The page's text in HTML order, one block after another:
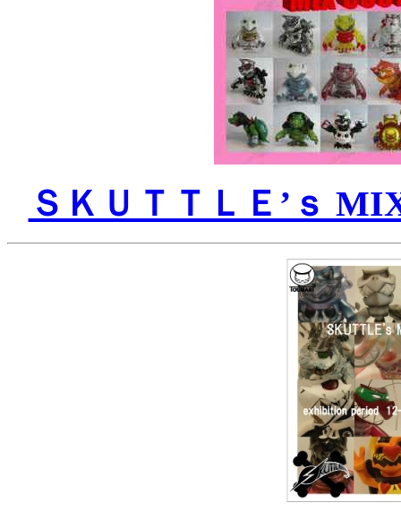
ＳＫＵＴＴＬＥ’ｓ